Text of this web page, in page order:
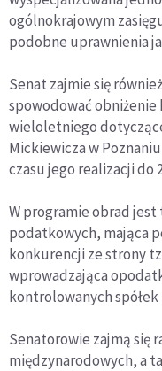
ogólnokrajowym
podobne uprawnienia
Senat zajmie się
spowodować
wieloletniego
Mickiewicza w
czasu jego realizacji do
W programie obrad
podatkowych, mająca
konkurencji ze strony
wprowadzająca
kontrolowanych spółek
Senatorowie zajmą się
międzynarodowych, a